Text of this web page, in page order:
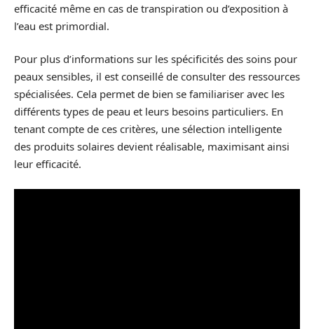
efficacité même en cas de transpiration ou d’exposition à
l’eau est primordial.
Pour plus d’informations sur les spécificités des soins pour
peaux sensibles, il est conseillé de consulter des ressources
spécialisées. Cela permet de bien se familiariser avec les
différents types de peau et leurs besoins particuliers. En
tenant compte de ces critères, une sélection intelligente
des produits solaires devient réalisable, maximisant ainsi
leur efficacité.